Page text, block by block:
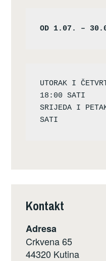
OD 1.07. –
UTORAK I
18:00 SATI
SRIJEDA I
Kontakt
Adresa
Crkvena 65
44320 Kutina